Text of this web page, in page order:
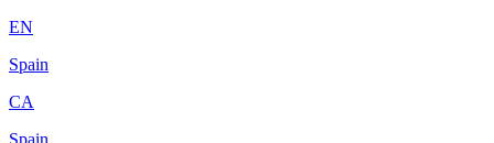
EN
Spain
CA
Spain